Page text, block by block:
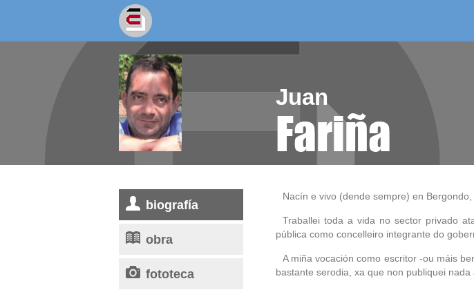
socios/as
Juan
Fariña
biografía
obra
fototeca
Nacín e vivo (dende sempre) en
Traballei toda a vida no sector privado
pública como concelleiro integrante do
A miña vocación como escritor -ou máis
bastante serodia, xa que non publiquei nada